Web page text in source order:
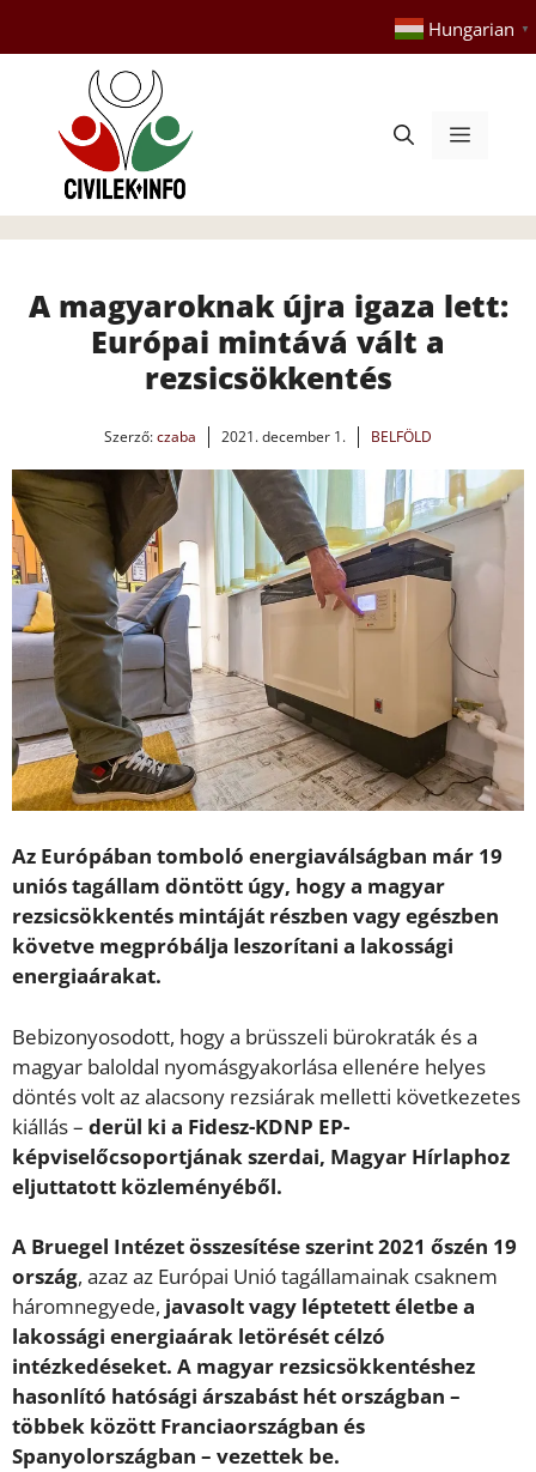
tartalomba
Hungarian ▼
Menü
A magyaroknak újra igaza lett:
Európai mintává vált a
rezsicsökkentés
Szerző:czaba 2021. december 1. BELFÖLD
Az Európában tomboló energiaválságban már 19
uniós tagállam döntött úgy, hogy a magyar
rezsicsökkentés mintáját részben vagy egészben
követve megpróbálja leszorítani a lakossági
energiaárakat.
Bebizonyosodott, hogy a brüsszeli bürokraták és a
magyar baloldal nyomásgyakorlása ellenére helyes
döntés volt az alacsony rezsiárak melletti következetes
kiállás – derül ki a Fidesz-KDNP EP-
képviselőcsoportjának szerdai, Magyar Hírlaphoz
eljuttatott közleményéből.
A Bruegel Intézet összesítése szerint 2021 őszén 19
ország, azaz az Európai Unió tagállamainak csaknem
háromnegyede, javasolt vagy léptetett életbe a
lakossági energiaárak letörését célzó
intézkedéseket. A magyar rezsicsökkentéshez
hasonlító hatósági árszabást hét országban –
többek között Franciaországban és
Spanyolországban – vezettek be.